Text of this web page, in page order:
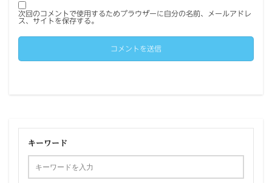
次回のコメントで使用するためブラウザーに自分の名前、メールアドレ
ス、サイトを保存する。
キーワード